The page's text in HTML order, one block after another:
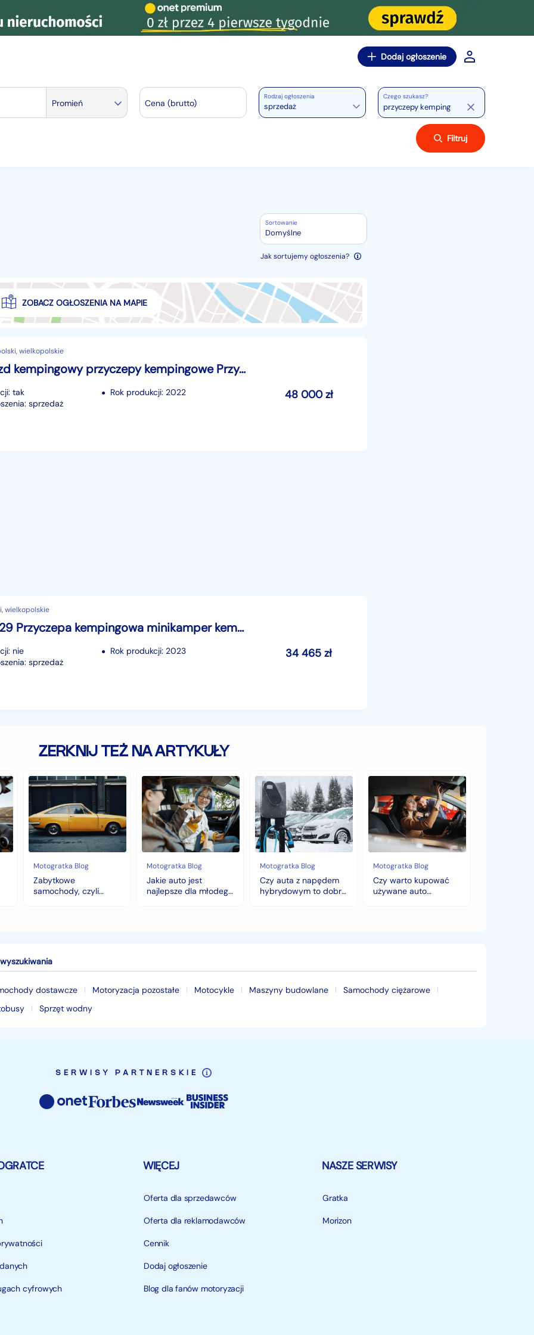
Dodaj ogłoszenie
Promień Cena (brutto)
Rodzaj ogłoszenia
sprzedaż
Czego szukasz?
Filtruj
Sortowanie
Domyślne
Jak sortujemy ogłoszenia?
ZOBACZ OGŁOSZENIA NA MAPIE
wielkopolskie
Inna pojazd kempingowy przyczepy kempingowe Przyczepa wyprawowa – „K77” K77 Przyczepa wyprawowa – „K77”
tak
sprzedaż
Rok produkcji: 2022 48 000zł
wielkopolskie
G.17.14.0329 Przyczepa kempingowa minikamper kemping camping minikemping
nie
sprzedaż
Rok produkcji: 2023 34 465 zł
ZERKNIJ TEŻ NA ARTYKUŁY
Zabytkowe
samochody,
czyli
historia
warta
fortunę
Motogratka Blog
Zabytkowe
samochody, czyli
Jakie
auto
jest
najlepsze
dla
młodego
kierowcy?
top
5
modeli
na
pierwszy
Motogratka Blog
Jakie auto jest
najlepsze dla młodego
Czy
auta
z
napędem
hybrydowym
to
dobry
wybór
na
zimę?
Motogratka Blog
Czy auta z napędem
hybrydowym to dobry
Czy
warto
kupować
używane
auto
jesienią?
Sezonowe
zmiany
cen,
które
zaskoczą
każdego
Motogratka Blog
Czy warto kupować
używane auto
dostawcze Motoryzacja pozostałe Motocykle Maszyny budowlane
Samochody ciężarowe
Sprzęt wodny
SERWISY PARTNERSKIE
cyfrowych
WIĘCEJ
Oferta dla sprzedawców
Oferta dla reklamodawców
Cennik
Dodaj ogłoszenie
Blog dla fanów motoryzacji
NASZE SERWISY
Gratka
Morizon